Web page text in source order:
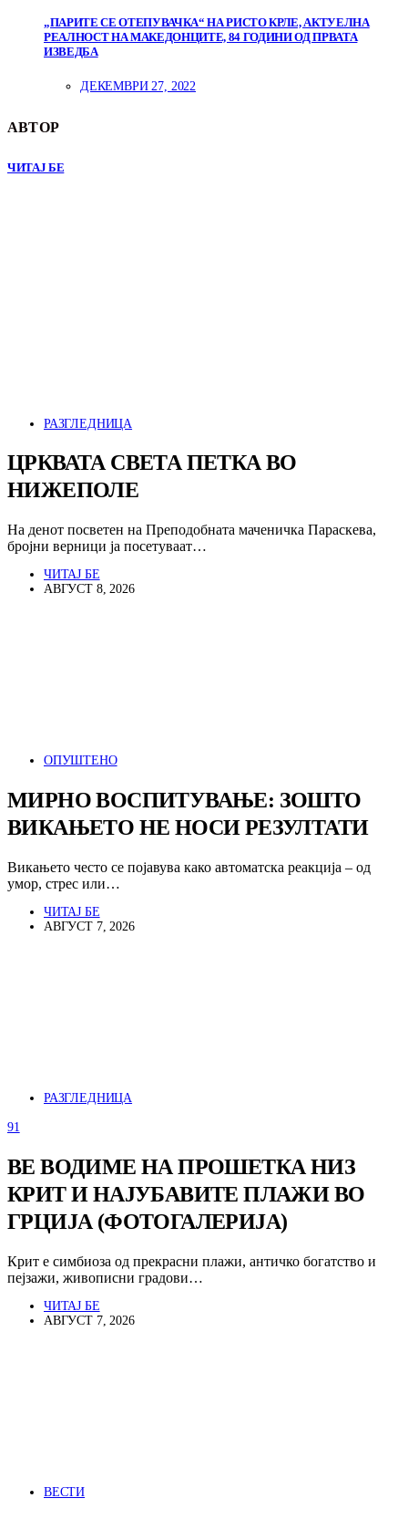
„ПАРИТЕ СЕ ОТЕПУВАЧКА“ НА РИСТО КРЛЕ, АКТУЕЛНА
РЕАЛНОСТ НА МАКЕДОНЦИТЕ, 84 ГОДИНИ ОД ПРВАТА
ИЗВЕДБА
ДЕКЕМВРИ 27, 2022
АВТОР
ЧИТАЈ БЕ
РАЗГЛЕДНИЦА
ЦРКВАТА СВЕТА ПЕТКА ВО
НИЖЕПОЛЕ
На денот посветен на Преподобната маченичка Параскева,
бројни верници ја посетуваат…
ЧИТАЈ БЕ
АВГУСТ 8, 2026
ОПУШТЕНО
МИРНО ВОСПИТУВАЊЕ: ЗОШТО
ВИКАЊЕТО НЕ НОСИ РЕЗУЛТАТИ
Викањето често се појавува како автоматска реакција – од
умор, стрес или…
ЧИТАЈ БЕ
АВГУСТ 7, 2026
РАЗГЛЕДНИЦА
91
ВЕ ВОДИМЕ НА ПРОШЕТКА НИЗ
КРИТ И НАЈУБАВИТЕ ПЛАЖИ ВО
ГРЦИЈА (ФОТОГАЛЕРИЈА)
Крит е симбиоза од прекрасни плажи, античко богатство и
пејзажи, живописни градови…
ЧИТАЈ БЕ
АВГУСТ 7, 2026
ВЕСТИ